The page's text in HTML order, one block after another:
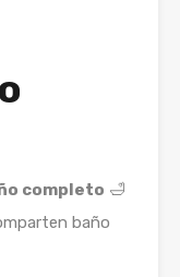
completo 🛁
baño